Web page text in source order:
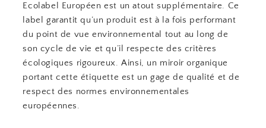
Ecolabel Européen est un atout supplémentaire. Ce
label garantit qu’un produit est à la fois performant
du point de vue environnemental tout au long de
son cycle de vie et qu’il respecte des critères
écologiques rigoureux. Ainsi, un miroir organique
portant cette étiquette est un gage de qualité et de
respect des normes environnementales
européennes.